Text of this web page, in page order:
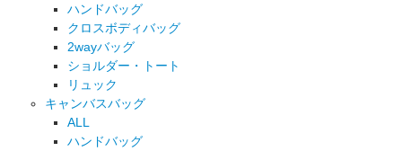
ハンドバッグ
クロスボディバッグ
2wayバッグ
ショルダー・トート
リュック
キャンバスバッグ
ALL
ハンドバッグ